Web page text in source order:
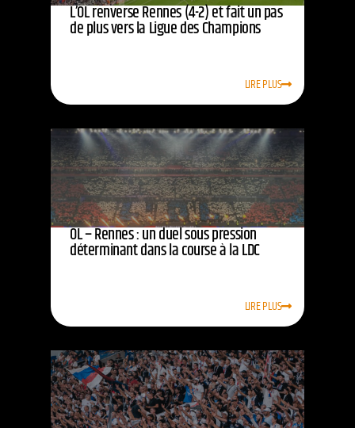
L’OL renverse Rennes (4-2) et fait un pas
de plus vers la Ligue des Champions
LIRE PLUS
OL – Rennes : un duel sous pression
déterminant dans la course à la LDC
LIRE PLUS